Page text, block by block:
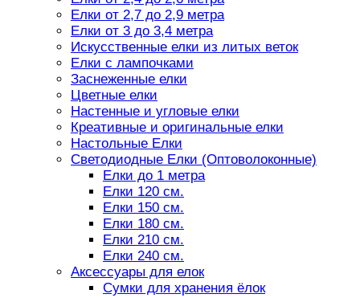
Елки от 2,7 до 2,9 метра
Елки от 3 до 3,4 метра
Искусственные елки из литых веток
Елки с лампочками
Заснеженные елки
Цветные елки
Настенные и угловые елки
Креативные и оригинальные елки
Настольные Елки
Светодиодные Елки (Оптоволоконные)
Елки до 1 метра
Елки 120 см.
Елки 150 см.
Елки 180 см.
Елки 210 см.
Елки 240 см.
Аксессуары для елок
Сумки для хранения ёлок